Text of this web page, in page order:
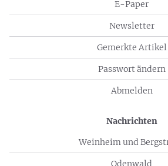
E-Paper
Newsletter
Gemerkte Artikel
Passwort ändern
Abmelden
Nachrichten
Weinheim und
Odenwald